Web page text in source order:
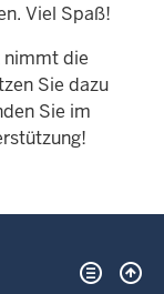
Viel Spaß!
nimmt die
Sie dazu
Sie im